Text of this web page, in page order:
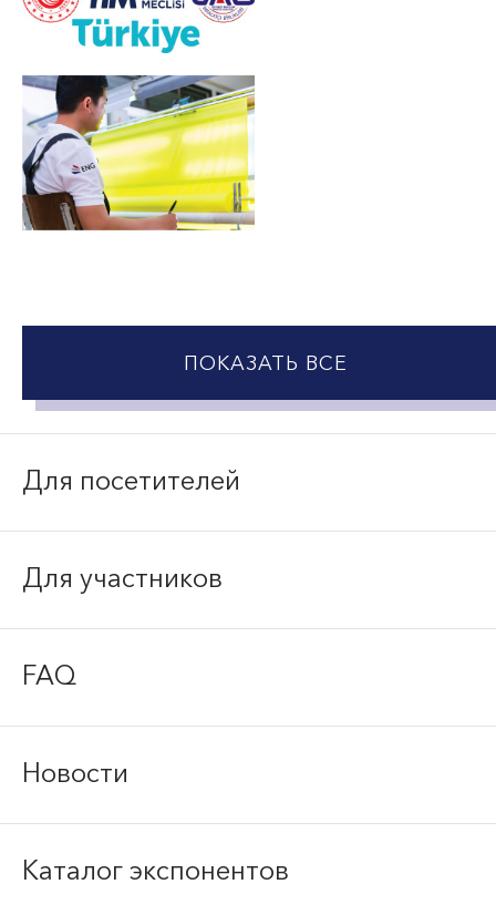
ПОКАЗАТЬ ВСЕ
Для посетителей
Для участников
FAQ
Новости
Каталог экспонентов